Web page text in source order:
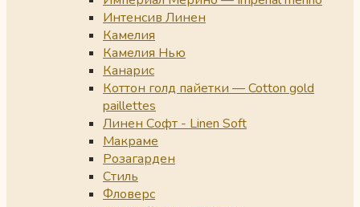
Интенсив Линен
Камелия
Камелия Нью
Канарис
Коттон голд пайетки — Cotton gold
paillettes
Линен Софт - Linen Soft
Макраме
Розагарден
Стиль
Фловерс